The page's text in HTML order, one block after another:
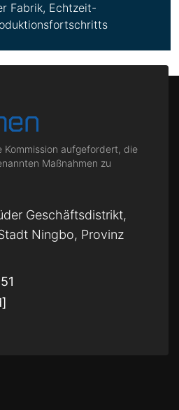
Fabrik, Echtzeit-
Kommission aufgefordert, die
Maßnahmen zu
Geschäftsdistrikt,
Ningbo, Provinz